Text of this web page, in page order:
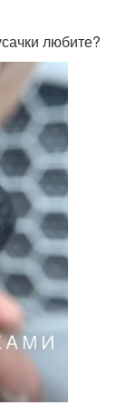
любите?